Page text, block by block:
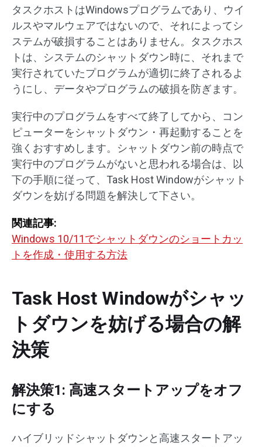
タスクホストはWindowsプログラムであり、ウイ
ルスやマルウェアではないので、それによってシ
ステムが破損することはありません。タスクホス
トは、システムのシャットダウン時に、それまで
実行されていたプログラムが適切に終了されるよ
うにし、データやプログラムの破損を防ぎます。
実行中のプログラムをすべて終了してから、コン
ピューターをシャットダウン・再起動することを
強くおすすめします。シャットダウン前の時点で
実行中のプログラムがないと思われる場合は、以
下の手順に従って、Task Host Windowがシャット
ダウンを妨げる問題を解決して下さい。
関連記事:
Windows 10/11でシャットダウンのショートカッ
トを作成・使用する方法
Task Host Windowがシャッ
トダウンを妨げる場合の解
決策
解決策1: 高速スタートアップをオフ
にする
ハイブリッドシャットダウンと高速スタートアッ